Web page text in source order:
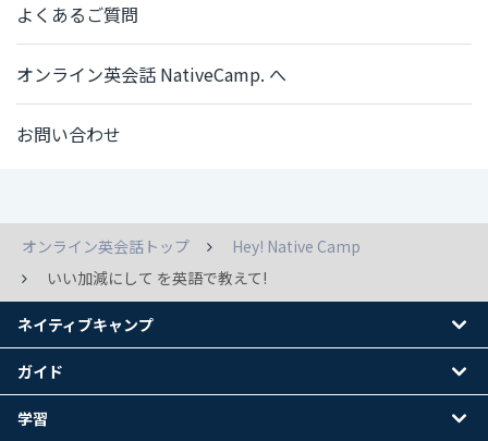
よくあるご質問
オンライン英会話 NativeCamp. へ
お問い合わせ
オンライン英会話トップ
Hey! Native Camp
いい加減にして を英語で教えて!
ネイティブキャンプ
ガイド
学習